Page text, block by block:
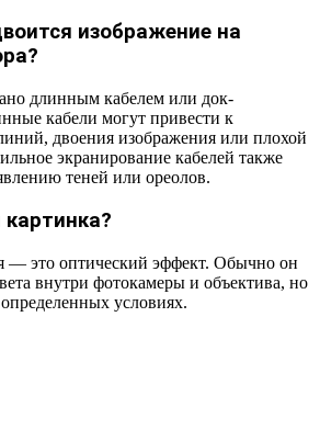
изображение на
длинным кабелем или док-
кабели могут привести к
двоения изображения или плохой
экранирование кабелей также
теней или ореолов.
— это оптический эффект. Обычно он
внутри фотокамеры и объектива, но
условиях.